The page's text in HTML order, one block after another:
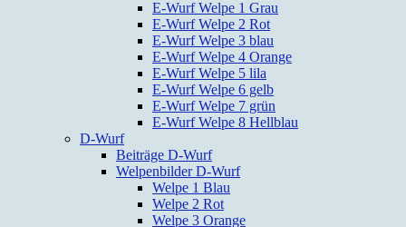
E-Wurf Welpe 1 Grau
E-Wurf Welpe 2 Rot
E-Wurf Welpe 3 blau
E-Wurf Welpe 4 Orange
E-Wurf Welpe 5 lila
E-Wurf Welpe 6 gelb
E-Wurf Welpe 7 grün
E-Wurf Welpe 8 Hellblau
D-Wurf
Beiträge D-Wurf
Welpenbilder D-Wurf
Welpe 1 Blau
Welpe 2 Rot
Welpe 3 Orange